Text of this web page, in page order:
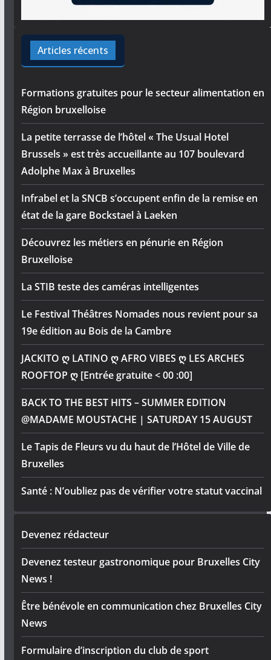
Articles récents
Formations gratuites pour le secteur alimentation en
Région bruxelloise
La petite terrasse de l’hôtel « The Usual Hotel
Brussels » est très accueillante au 107 boulevard
Adolphe Max à Bruxelles
Infrabel et la SNCB s’occupent enfin de la remise en
état de la gare Bockstael à Laeken
Découvrez les métiers en pénurie en Région
Bruxelloise
La STIB teste des caméras intelligentes
Le Festival Théâtres Nomades nous revient pour sa
19e édition au Bois de la Cambre
JACKITO ღ LATINO ღ AFRO VIBES ღ LES ARCHES
ROOFTOP ღ [Entrée gratuite < 00 :00]
BACK TO THE BEST HITS – SUMMER EDITION
@MADAME MOUSTACHE | SATURDAY 15 AUGUST
Le Tapis de Fleurs vu du haut de l’Hôtel de Ville de
Bruxelles
Santé : N’oubliez pas de vérifier votre statut vaccinal
Devenez rédacteur
Devenez testeur gastronomique pour Bruxelles City
News !
Être bénévole en communication chez Bruxelles City
News
Formulaire d’inscription du club de sport